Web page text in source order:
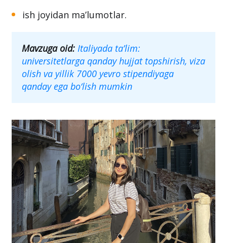
ish joyidan ma’lumotlar.
Mavzuga oid: Italiyada ta’lim:
universitetlarga qanday hujjat topshirish, viza
olish va yillik 7000 yevro stipendiyaga
qanday ega bo‘lish mumkin